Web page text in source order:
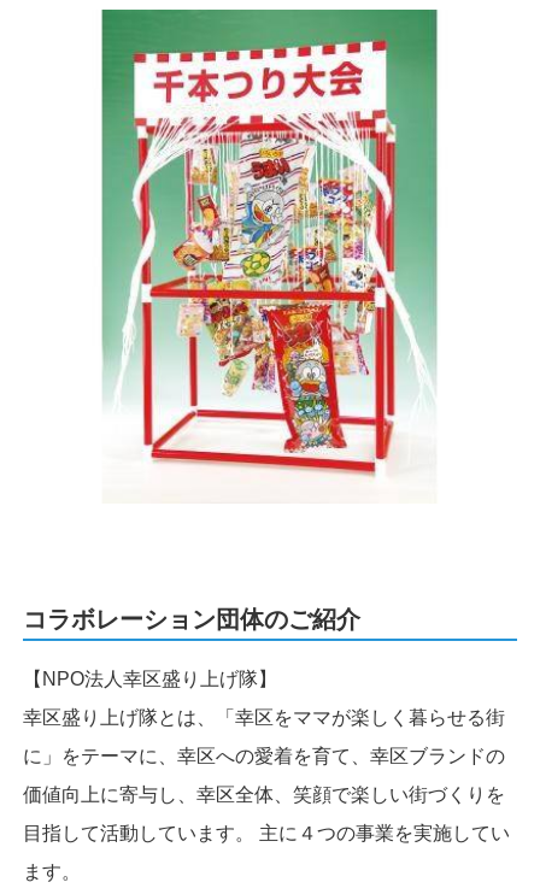
コラボレーション団体のご紹介
【NPO法人幸区盛り上げ隊】
幸区盛り上げ隊とは、「幸区をママが楽しく暮らせる街
に」をテーマに、幸区への愛着を育て、幸区ブランドの
価値向上に寄与し、幸区全体、笑顔で楽しい街づくりを
目指して活動しています。 主に４つの事業を実施してい
ます。